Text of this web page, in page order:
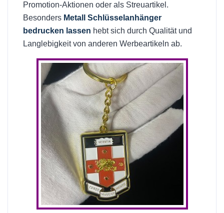
Promotion-Aktionen oder als Streuartikel.
Besonders Metall Schlüsselanhänger
bedrucken lassen hebt sich durch Qualität und
Langlebigkeit von anderen Werbeartikeln ab.